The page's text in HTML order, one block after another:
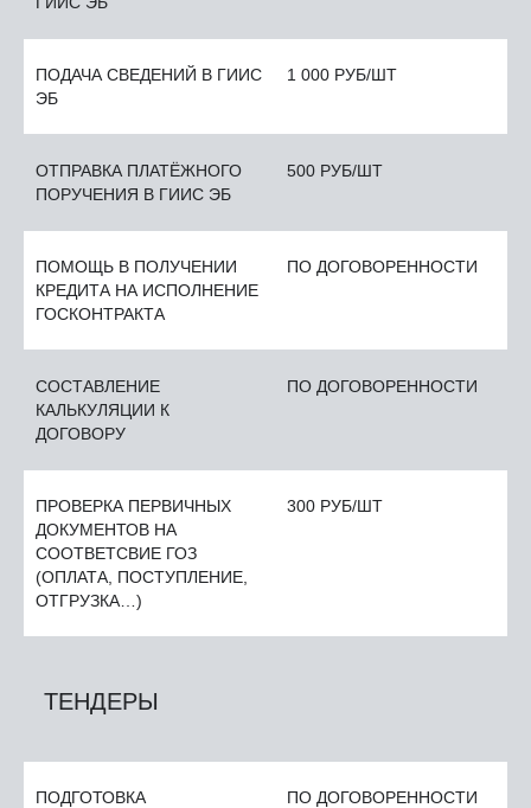
ПОДАЧА СВЕДЕНИЙ В ГИИС
ЭБ
1 000 РУБ/ШТ
ОТПРАВКА ПЛАТЁЖНОГО
ПОРУЧЕНИЯ В ГИИС ЭБ
500 РУБ/ШТ
ПОМОЩЬ В ПОЛУЧЕНИИ
КРЕДИТА НА ИСПОЛНЕНИЕ
ГОСКОНТРАКТА
ПО ДОГОВОРЕННОСТИ
СОСТАВЛЕНИЕ
КАЛЬКУЛЯЦИИ К
ДОГОВОРУ
ПО ДОГОВОРЕННОСТИ
ПРОВЕРКА ПЕРВИЧНЫХ
ДОКУМЕНТОВ НА
СООТВЕТСВИЕ ГОЗ
(ОПЛАТА, ПОСТУПЛЕНИЕ,
ОТГРУЗКА…)
300 РУБ/ШТ
ТЕНДЕРЫ
ПОДГОТОВКА
ПО ДОГОВОРЕННОСТИ